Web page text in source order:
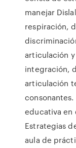
manejar
respiración,
articulación
integración,
articulación
educativa en
Estrategias
aula de